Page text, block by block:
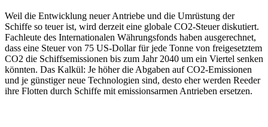
Weil die Entwicklung neuer Antriebe und die Umrüstung der
Schiffe so teuer ist, wird derzeit eine globale CO2-Steuer diskutiert.
Fachleute des Internationalen Währungsfonds haben ausgerechnet,
dass eine Steuer von 75 US-Dollar für jede Tonne von freigesetztem
CO2 die Schiffsemissionen bis zum Jahr 2040 um ein Viertel senken
könnten. Das Kalkül: Je höher die Abgaben auf CO2-Emissionen
und je günstiger neue Technologien sind, desto eher werden Reeder
ihre Flotten durch Schiffe mit emissionsarmen Antrieben ersetzen.